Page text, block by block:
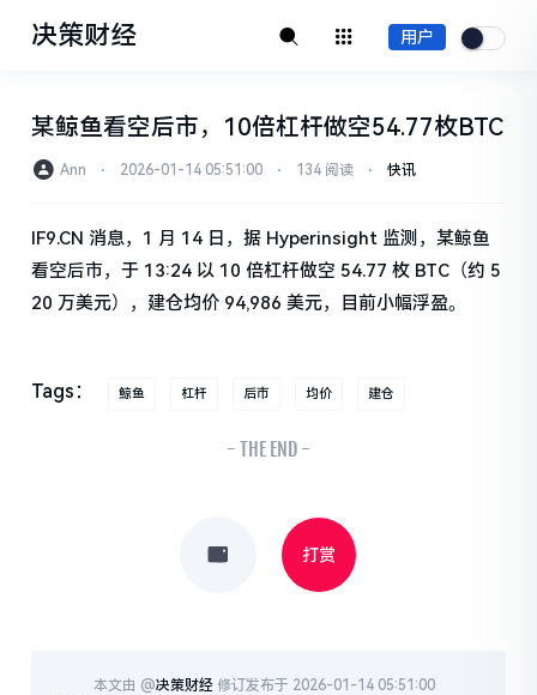
决策财经 用户
某鲸鱼看空后市，10倍杠杆做空54.77枚BTC
Ann ⋅ 2026-01-14 05:51:00 ⋅ 134 阅读 ⋅ 快讯
IF9.CN 消息，1 月 14 日，据 Hyperinsight 监测，某鲸鱼
看空后市，于 13:24 以 10 倍杠杆做空 54.77 枚 BTC（约 5
20 万美元），建仓均价 94,986 美元，目前小幅浮盈。
Tags： 鲸鱼 杠杆 后市 均价 建仓
- THE END -
打赏
本文由 @决策财经 修订发布于 2026-01-14 05:51:00